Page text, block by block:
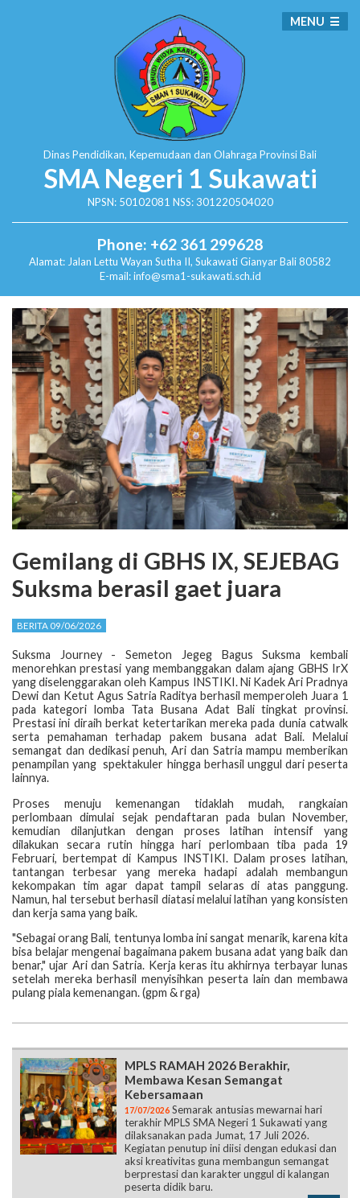
Dinas Pendidikan, Kepemudaan dan Olahraga Provinsi Bali
SMA Negeri 1 Sukawati
NPSN: 50102081 NSS: 301220504020
Phone: +62 361 299628
Alamat: Jalan Lettu Wayan Sutha II, SukawatiGianyar Bali 80582
E-mail: info@sma1-sukawati.sch.id
MENU
Gemilang di GBHS IX, SEJEBAG
Suksma berasil gaet juara
BERITA 09/06/2026
Suksma Journey - Semeton Jegeg Bagus Suksma kembali
menorehkan prestasi yang membanggakan dalam ajang GBHS IrX
yang diselenggarakan oleh Kampus INSTIKI. Ni Kadek Ari Pradnya
Dewi dan Ketut Agus Satria Raditya berhasil memperoleh Juara 1
pada kategori lomba Tata Busana Adat Bali tingkat provinsi.
Prestasi ini diraih berkat ketertarikan mereka pada dunia catwalk
serta pemahaman terhadap pakem busana adat Bali. Melalui
semangat dan dedikasi penuh, Ari dan Satria mampu memberikan
penampilan yang spektakuler hingga berhasil unggul dari peserta
lainnya.
Proses menuju kemenangan tidaklah mudah, rangkaian
perlombaan dimulai sejak pendaftaran pada bulan November,
kemudian dilanjutkan dengan proses latihan intensif yang
dilakukan secara rutin hingga hari perlombaan tiba pada 19
Februari, bertempat di Kampus INSTIKI. Dalam proses latihan,
tantangan terbesar yang mereka hadapi adalah membangun
kekompakan tim agar dapat tampil selaras di atas panggung.
Namun, hal tersebut berhasil diatasi melalui latihan yang konsisten
dan kerja sama yang baik.
"Sebagai orang Bali, tentunya lomba ini sangat menarik, karena kita
bisa belajar mengenai bagaimana pakem busana adat yang baik dan
benar," ujar Ari dan Satria. Kerja keras itu akhirnya terbayar lunas
setelah mereka berhasil menyisihkan peserta lain dan membawa
pulang piala kemenangan. (gpm & rga)
MPLS RAMAH 2026 Berakhir,
Membawa Kesan Semangat
Kebersamaan
17/07/2026 Semarak antusias mewarnai hari
terakhir MPLS SMA Negeri 1 Sukawati yang
dilaksanakan pada Jumat, 17 Juli 2026.
Kegiatan penutup ini diisi dengan edukasi dan
aksi kreativitas guna membangun semangat
berprestasi dan karakter unggul di kalangan
peserta didik baru.